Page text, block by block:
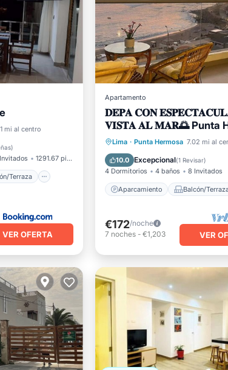
mi al centro
)
1291.67 pies²
Terraza
Terraza
niños
VER OFERTA
Apartamento
𝐃𝐄𝐏𝐀 𝐂𝐎𝐍
𝐕𝐈𝐒𝐓𝐀 𝐀𝐋 𝐌𝐀𝐑🌅 Punta
Lima · Punta Hermosa 7.02 mi al
10.0 Excepcional(1 Revisar)
4 Dormitorios 4 baños 8 Invitados
Aparcamiento Balcón/
Aparcamiento
Balcón/
Cocina
Internet
€172/noche
7 noches- €1,203 VER